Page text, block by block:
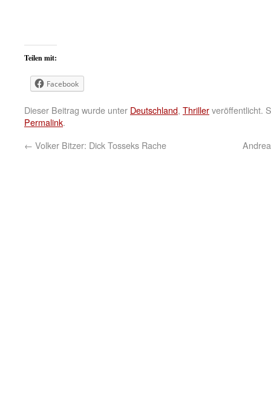
Teilen mit:
Facebook
Dieser Beitrag wurde unter Deutschland, Thrillerveröffentlicht.
Permalink.
← Volker Bitzer: Dick Tosseks Rache